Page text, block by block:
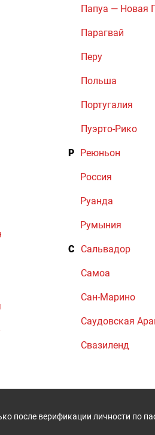
Папуа — Новая
Парагвай
Перу
Польша
Португалия
Пуэрто-Рико
Р Реюньон
Россия
Руанда
Румыния
С Сальвадор
Самоа
Сан-Марино
Саудовская
Свазиленд
после верификации личности по